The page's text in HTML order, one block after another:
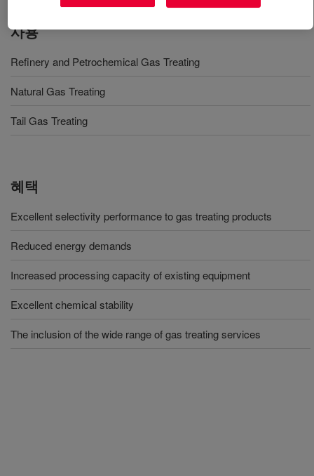
사용
Refinery and Petrochemical Gas Treating
Natural Gas Treating
Tail Gas Treating
혜택
Excellent selectivity performance to gas treating products
Reduced energy demands
Increased processing capacity of existing equipment
Excellent chemical stability
The inclusion of the wide range of gas treating services